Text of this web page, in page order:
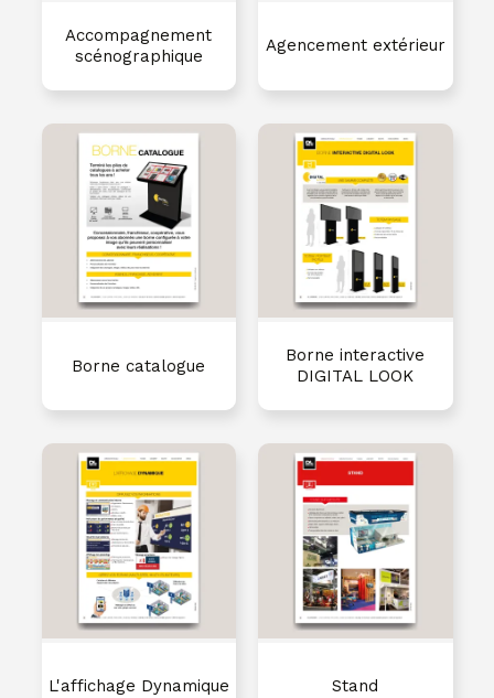
Accompagnement
scénographique
Agencement extérieur
Borne catalogue
Borne interactive
DIGITAL LOOK
L'affichage Dynamique Stand